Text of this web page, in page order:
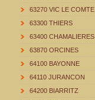
63270 VIC LE COMTE
63300 THIERS
63400 CHAMALIERES
63870 ORCINES
64100 BAYONNE
64110 JURANCON
64200 BIARRITZ